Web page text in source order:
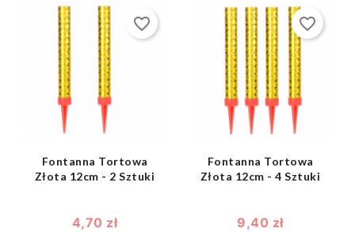
shopping_bag 
Fontanna Tortowa
Złota 12cm - 2 Sztuki
4,70 zł
favorite_border
shopping_bag 
Fontanna Tortowa
Złota 12cm - 4 Sztuki
9,40 zł
favorite_border